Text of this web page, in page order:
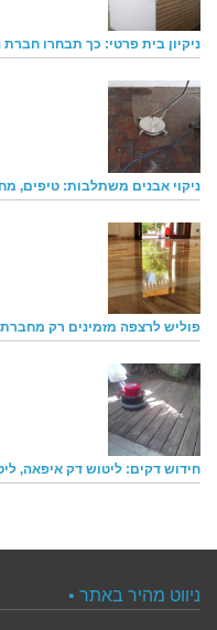
ניקיון בית פרטי: כך תבחרו חברת
ניקוי אבנים משתלבות: טיפים,
פוליש לרצפה מזמינים רק
חידוש דקים: ליטוש דק איפאה,
ניווט מהיר באתר •